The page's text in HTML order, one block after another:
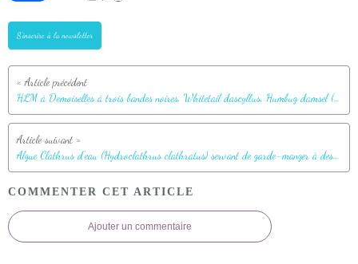
S'inscrire à la newsletter
HLM à Demoiselles à trois bandes noires, Whitetail dascyllus, Humbug damsel (Dascyllus aruanus) - Jardin de Corail - Motu Tautau - Taha'a - Polynésie française
Algue Clathrus d'eau (Hydroclathrus clathratus) servant de garde-manger à des perroquets juvéniles - Jardin de Corail - Motu Tautau - Taha'a - Polynésie française
COMMENTER CET ARTICLE
Ajouter un commentaire